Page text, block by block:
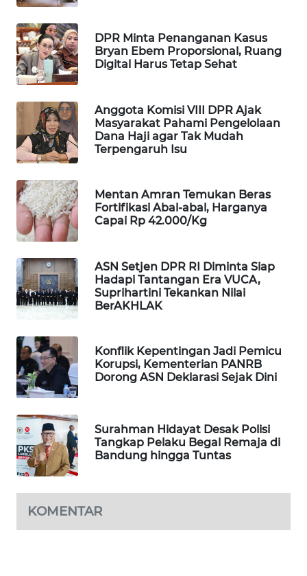
DPR Minta Penanganan Kasus
Bryan Ebem Proporsional, Ruang
Digital Harus Tetap Sehat
Anggota Komisi VIII DPR Ajak
Masyarakat Pahami Pengelolaan
Dana Haji agar Tak Mudah
Terpengaruh Isu
Mentan Amran Temukan Beras
Fortifikasi Abal-abal, Harganya
Capai Rp 42.000/Kg
ASN Setjen DPR RI Diminta Siap
Hadapi Tantangan Era VUCA,
Suprihartini Tekankan Nilai
BerAKHLAK
Konflik Kepentingan Jadi Pemicu
Korupsi, Kementerian PANRB
Dorong ASN Deklarasi Sejak Dini
Surahman Hidayat Desak Polisi
Tangkap Pelaku Begal Remaja di
Bandung hingga Tuntas
KOMENTAR
ID
WAHANANEWS
CO ID
WAHANANEWS
NET
SPORT
WAHANA
UMKM
WAHANA
SELEB
WAHANA
PERSONA
WAHANA
OTOMOTIF
WAHANA
HEALTH
WAHANA